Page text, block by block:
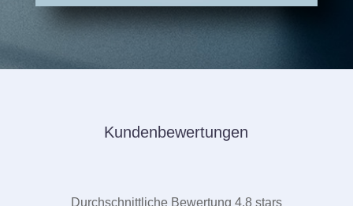
Kundenbewertungen
Durchschnittliche Bewertung 4.8 stars